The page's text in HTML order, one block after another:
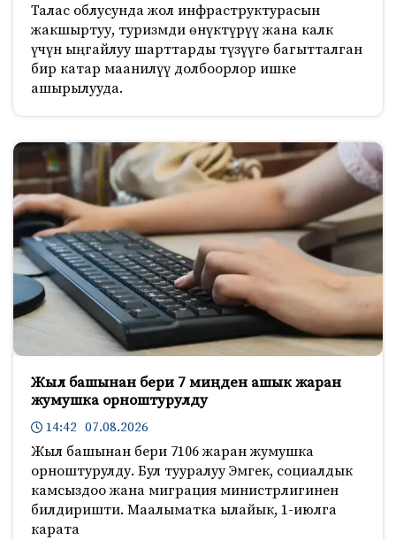
Талас облусунда жол инфраструктурасын
жакшыртуу, туризмди өнүктүрүү жана калк
үчүн ыңгайлуу шарттарды түзүүгө багытталган
бир катар маанилүү долбоорлор ишке
ашырылууда.
Жыл башынан бери 7 миңден ашык жаран
жумушка орноштурулду
14:42 07.08.2026
Жыл башынан бери 7106 жаран жумушка
орноштурулду. Бул тууралуу Эмгек, социалдык
камсыздоо жана миграция министрлигинен
билдиришти. Маалыматка ылайык, 1-июлга
карата